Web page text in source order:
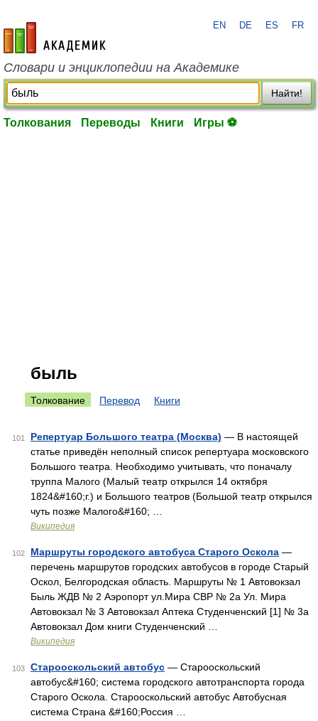
academic.ru
EN DE ES FR
Словари и энциклопедии на Академике
Найти!
Толкования Переводы Книги Игры ⚽
быль
Толкование Перевод Книги
101 Репертуар Большого театра (Москва) — В настоящей
статье приведён неполный список репертуара московского
Большого театра. Необходимо учитывать, что поначалу
труппа Малого (Малый театр открылся 14 октября
1824&#160;г.) и Большого театров (Большой театр открылся
чуть позже Малого&#160; …
Википедия
102 Маршруты городского автобуса Старого Оскола —
перечень маршрутов городских автобусов в городе Старый
Оскол, Белгородская область. Маршруты № 1 Автовокзал
Быль ЖДВ № 2 Аэропорт ул.Мира СВР № 2а Ул. Мира
Автовокзал № 3 Автовокзал Аптека Студенченский [1] № 3а
Автовокзал Дом книги Студенченский …
Википедия
103 Старооскольский автобус — Старооскольский
автобус&#160; система городского автотранспорта города
Старого Оскола. Старооскольский автобус Автобусная
система Страна &#160;Россия …